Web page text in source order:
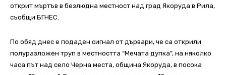
открит мъртъв в безлюдна местност над град Якоруда в Рила,
съобщи БГНЕС.
По обяд днес е подаден сигнал от дървари, че са открили
полуразложен труп в местността “Мечата дупка”, на няколко
часа път над село Черна места, община Якоруда, в посока